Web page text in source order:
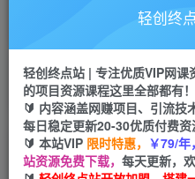
推广返佣高达70%
投稿专区 免费
教程必须完整详细
轻创终
轻创终点站 | 专注优质VIP网
的项目资源课程这里全部都有！
🔰 内容涵盖网赚项目、引流技
每日稳定更新20-30优质付费资
🔰 本站VIP 限时特惠， ￥79/年
站资源免费下载， 每天更新，欢